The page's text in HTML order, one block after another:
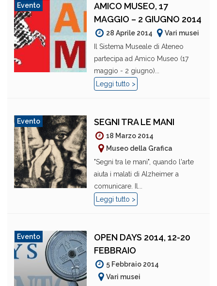
Evento
AMICO MUSEO, 17
MAGGIO – 2 GIUGNO 2014
28 Aprile 2014
Vari musei
Il Sistema Museale di Ateneo
partecipa ad Amico Museo (17
maggio - 2 giugno)...
Leggi tutto >
Evento SEGNI TRA LE MANI
18 Marzo 2014
Museo della Grafica
"Segni tra le mani", quando l'arte
aiuta i malati di Alzheimer a
comunicare. Il...
Leggi tutto >
Evento
OPEN DAYS 2014, 12-20
FEBBRAIO
5 Febbraio 2014
Vari musei